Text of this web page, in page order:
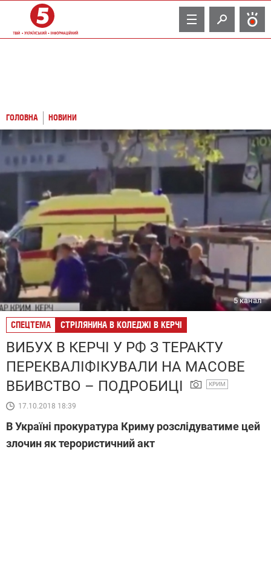
TV
ГОЛОВНА НОВИНИ
5 канал
СПЕЦТЕМА СТРІЛЯНИНА В КОЛЕДЖІ В КЕРЧІ
ВИБУХ В КЕРЧІ У РФ З ТЕРАКТУ
ПЕРЕКВАЛІФІКУВАЛИ НА МАСОВЕ
ВБИВСТВО – ПОДРОБИЦІ
КРИМ
17.10.2018 18:39
В Україні прокуратура Криму розслідуватиме цей
злочин як терористичний акт